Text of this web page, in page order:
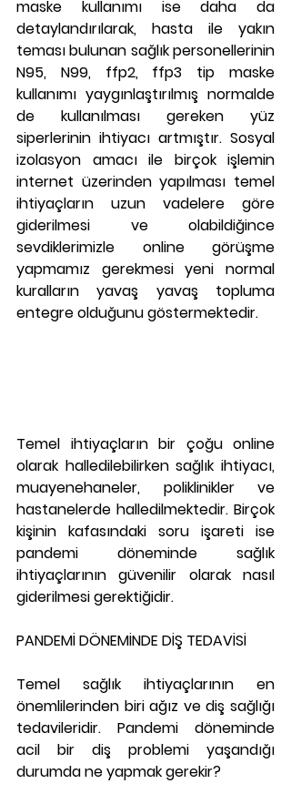
maske kullanımı ise daha da
detaylandırılarak, hasta ile yakın
teması bulunan sağlık personellerinin
N95, N99, ffp2, ffp3 tip maske
kullanımı yaygınlaştırılmış normalde
de kullanılması gereken yüz
siperlerinin ihtiyacı artmıştır. Sosyal
izolasyon amacı ile birçok işlemin
internet üzerinden yapılması temel
ihtiyaçların uzun vadelere göre
giderilmesi ve olabildiğince
sevdiklerimizle online görüşme
yapmamız gerekmesi yeni normal
kuralların yavaş yavaş topluma
entegre olduğunu göstermektedir.
Temel ihtiyaçların bir çoğu online
olarak halledilebilirken sağlık ihtiyacı,
muayenehaneler, poliklinikler ve
hastanelerde halledilmektedir. Birçok
kişinin kafasındaki soru işareti ise
pandemi döneminde sağlık
ihtiyaçlarının güvenilir olarak nasıl
giderilmesi gerektiğidir.
PANDEMİ DÖNEMİNDE DİŞ TEDAVİSİ
Temel sağlık ihtiyaçlarının en
önemlilerinden biri ağız ve diş sağlığı
tedavileridir. Pandemi döneminde
acil bir diş problemi yaşandığı
durumda ne yapmak gerekir?